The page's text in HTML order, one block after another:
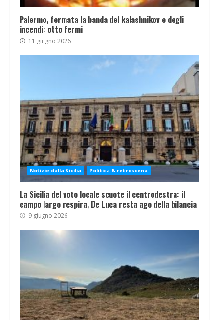
Palermo, fermata la banda del kalashnikov e degli
incendi: otto fermi
11 giugno 2026
Notizie dalla Sicilia Politica & retroscena
La Sicilia del voto locale scuote il centrodestra: il
campo largo respira, De Luca resta ago della bilancia
9 giugno 2026